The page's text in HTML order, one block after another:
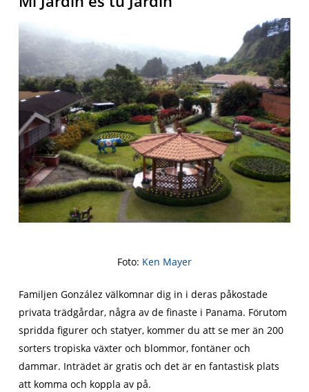
Foto: Ken Mayer
Familjen González välkomnar dig in i deras påkostade
privata trädgårdar, några av de finaste i Panama. Förutom
spridda figurer och statyer, kommer du att se mer än 200
sorters tropiska växter och blommor, fontäner och
dammar. Inträdet är gratis och det är en fantastisk plats
att komma och koppla av på.